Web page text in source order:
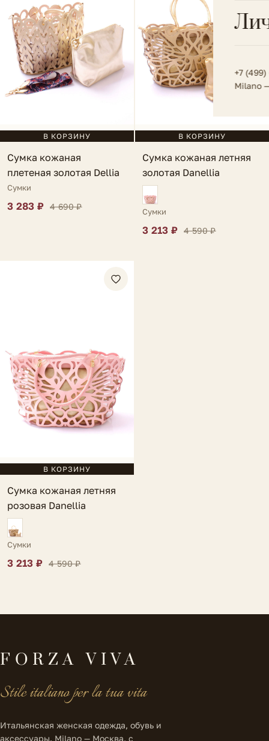
Весь
+7
Milano
В КОРЗИНУ
Сумка кожаная
плетеная золотая Dellia
Сумки
3 283 ₽ 4 690 ₽
В КОРЗИНУ
Сумка кожаная летняя
золотая Danellia
Сумки
3 213 ₽ 4 590 ₽
В КОРЗИНУ
Сумка кожаная летняя
розовая Danellia
Сумки
3 213 ₽ 4 590 ₽
FORZA VIVA
Stile italiano per la tua vita
Итальянская женская одежда, обувь и
аксессуары. Milano — Москва, с